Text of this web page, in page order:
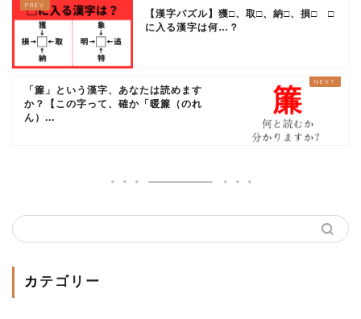
【漢字パズル】獲□、取□、納□、損□ □
に入る漢字は何…？
「簾」という漢字、あなたは読めます
か？【この字って、確か「暖簾（のれ
ん）...
カテゴリー